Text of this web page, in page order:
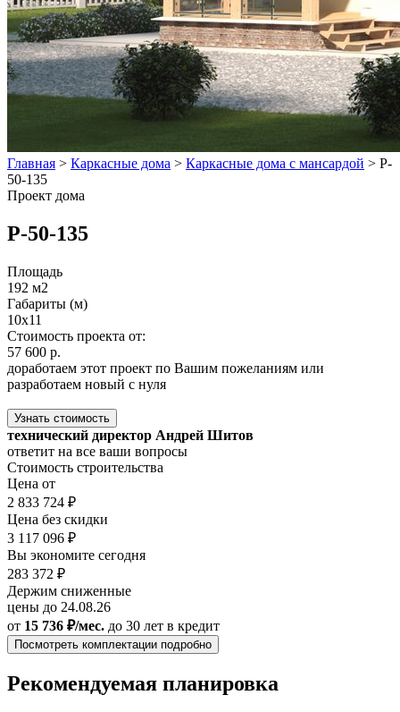
Главная > Каркасные дома > Каркасные дома с мансардой > P-
50-135
Проект дома
Р-50-135
Площадь
192 м2
Габариты (м)
10x11
Стоимость проекта от:
57 600 р.
доработаем этот проект по Вашим пожеланиям или
разработаем новый с нуля
Узнать стоимость
технический директор Андрей Шитов
ответит на все ваши вопросы
Стоимость строительства
Цена от
2 833 724 ₽
Цена без скидки
3 117 096 ₽
Вы экономите сегодня
283 372 ₽
Держим сниженные
цены до 24.08.26
от 15 736 ₽/мес. до 30 лет в кредит
Посмотреть комплектации подробно
Рекомендуемая планировка